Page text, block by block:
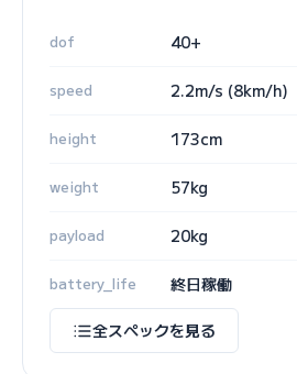
dof 40+
speed 2.2m/s (8km/h)
height 173cm
weight 57kg
payload 20kg
battery_life 終日稼働
全スペックを見る